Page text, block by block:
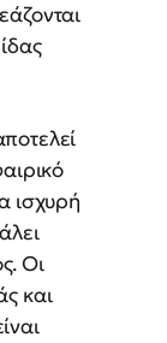
ισχυρή
Οι
και